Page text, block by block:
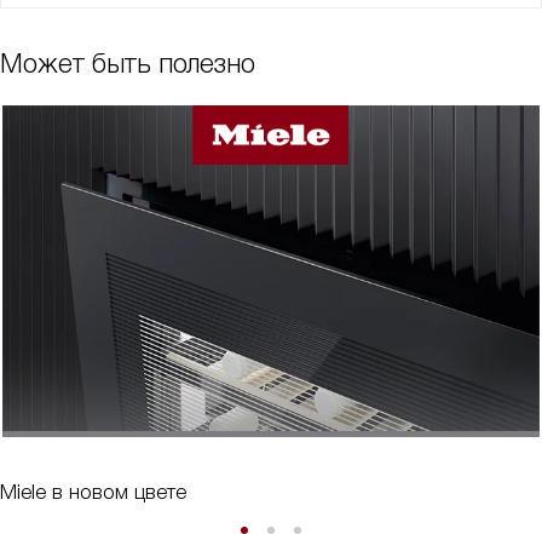
Может быть полезно
Miele в новом цвете